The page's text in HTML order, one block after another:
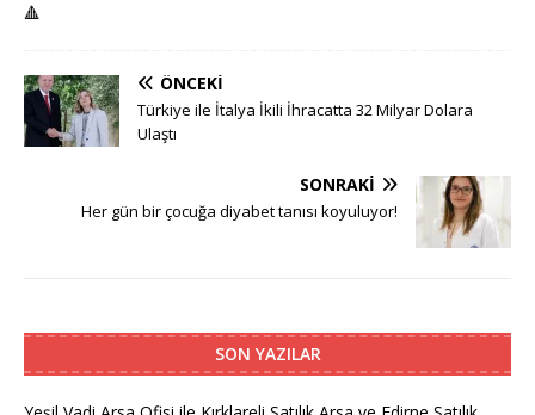
🔺
ÖNCEKI
Türkiye ile İtalya İkili İhracatta 32 Milyar Dolara
Ulaştı
SONRAKI
Her gün bir çocuğa diyabet tanısı koyuluyor!
SON YAZILAR